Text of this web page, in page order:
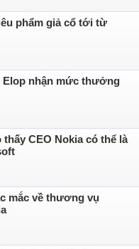
phẩm giả cổ tới từ
Elop nhận mức thưởng
CEO Nokia có thể là
mắc về thương vụ